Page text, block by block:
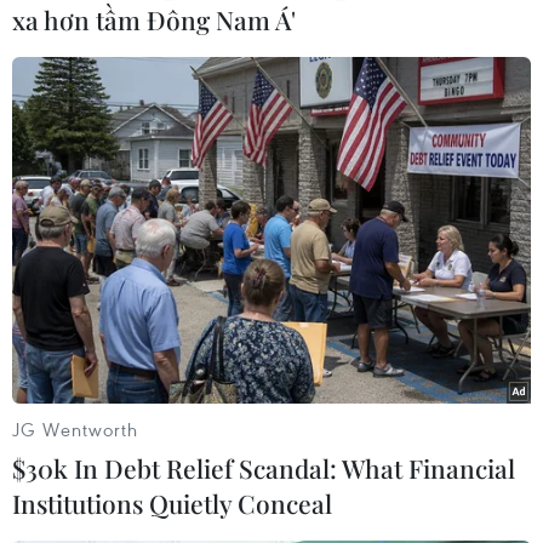
phiếu được mua bán, giá trị giảm 300 đồng/cổ
Kết thúc phiên giao dịch (28/1) chỉ số VN-Index
giảm 4,65 điểm và xuống 481,76 điểm. Thanh
khoản thị trường đạt ở mức rất thấp với 23,07
triệu đơn vị, tương đương 924,78 tỷ đồng.
Toàn HoSE hôm nay có 153 mã xuống giá, 27 mã
đứng giá tham chiếu và chỉ có 30 mã lên giá.
Những diễn biến trên sàn Hà Nội trong phiên
hôm nay khá tương đồng so với sàn phía Nam.
Chỉ số HNX-Index giảm 1,58 điểm và xuống
159,32 điểm. Thanh khoản thị trường đạt 14,22
triệu cổ phiếu, tương đương 453,39 tỷ đồng.
xa hơn tầm Đông Nam Á'
JG Wentworth
$30k In Debt Relief Scandal: What Financial
Institutions Quietly Conceal